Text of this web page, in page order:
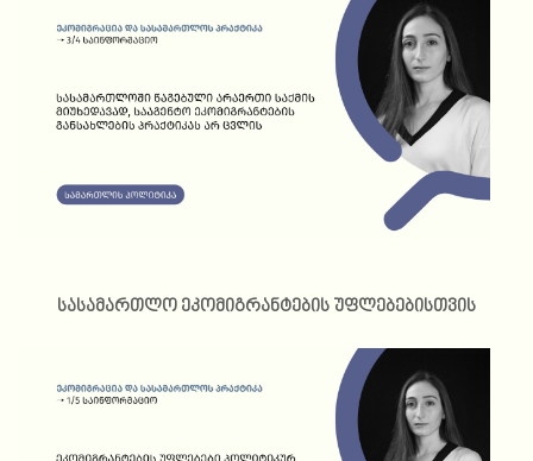
სასამართლო ეკომიგრანტების უფლებებისთვის